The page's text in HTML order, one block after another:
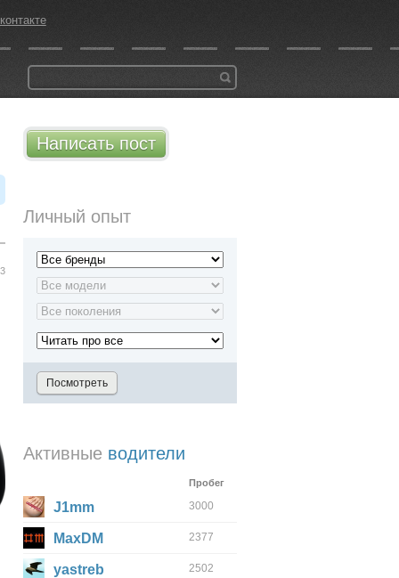
Написать пост
Личный опыт
Активные водители
Пробег
J1mm 3000
MaxDM 2377
yastreb 2502